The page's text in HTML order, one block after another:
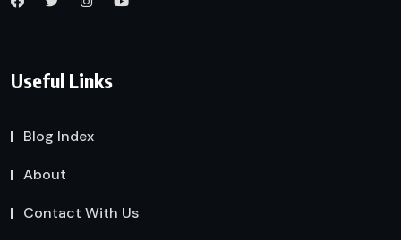
Useful Links
Blog Index
About
Contact With Us